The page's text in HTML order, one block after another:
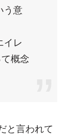
う意
イレ
概念
と言われて